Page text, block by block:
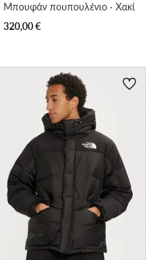
Μπουφάν πουπουλένιο · Χακί
320,00€